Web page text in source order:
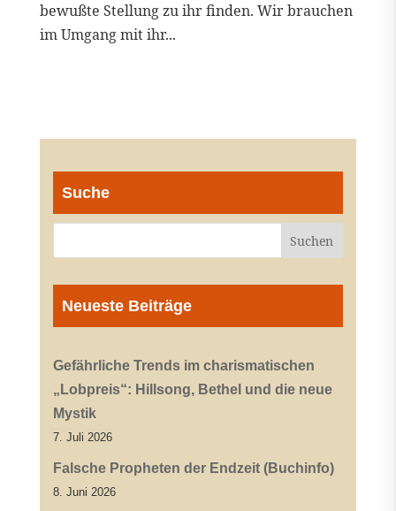
bewußte Stellung zu ihr finden. Wir brauchen
im Umgang mit ihr...
Suche
Neueste Beiträge
Gefährliche Trends im charismatischen
„Lobpreis“: Hillsong, Bethel und die neue
Mystik
7. Juli 2026
Falsche Propheten der Endzeit (Buchinfo)
8. Juni 2026